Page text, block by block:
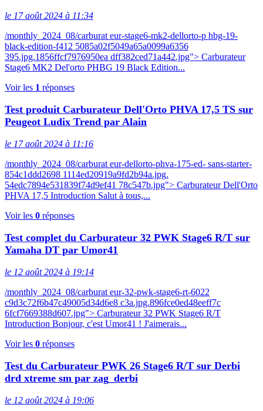
le 17 août 2024 à 11:34
/monthly_2024_08/carburat eur-stage6-mk2-dellorto-p hbg-19-
black-edition-f412 5085a02f5049a65a0099a6356
395.jpg.1856ffcf7976950ea dff382ced71a442.jpg"> Carburateur
Stage6 MK2 Del'orto PHBG 19 Black Edition...
Voir les 1 réponses
Test produit Carburateur Dell'Orto PHVA 17,5 TS sur
Peugeot Ludix Trend par Alain
le 17 août 2024 à 11:16
/monthly_2024_08/carburat eur-dellorto-phva-175-ed- sans-starter-
854c1ddd2698 1114ed20919a9fd2b94a.jpg.
54edc7894e531839f74d9ef41 78c547b.jpg"> Carburateur Dell'Orto
PHVA 17,5 Introduction Salut à tous,...
Voir les 0 réponses
Test complet du Carburateur 32 PWK Stage6 R/T sur
Yamaha DT par Umor41
le 12 août 2024 à 19:14
/monthly_2024_08/carburat eur-32-pwk-stage6-rt-6022
c9d3c72f6b47c49005d34d6e8 c3a.jpg.896fce0ed48eeff7c
6fcf7669388d607.jpg"> Carburateur 32 PWK Stage6 R/T
Introduction Bonjour, c'est Umor41 ! J'aimerais...
Voir les 0 réponses
Test du Carburateur PWK 26 Stage6 R/T sur Derbi
drd xtreme sm par zag_derbi
le 12 août 2024 à 19:06